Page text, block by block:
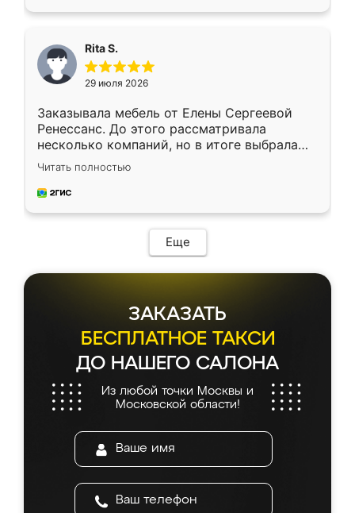
Rita S.
29 июля 2026
Заказывала мебель от Елены Сергеевой
Ренессанс. До этого рассматривала
несколько компаний, но в итоге выбрала
эту. Сначала обговорили условия, потом
приехал замерщик, всё спокойно объяснил
и снял размеры. Изготовили в срок, с
мебель сразу встала на свое место без
каких-либо доработок. Качеством осталась
довольна, все выглядит так, как и ожидала.
Читать полностью
Еще
ЗАКАЗАТЬ
БЕСПЛАТНОЕ ТАКСИ
ДО НАШЕГО САЛОНА
Из любой точки Москвы и
Московской области!